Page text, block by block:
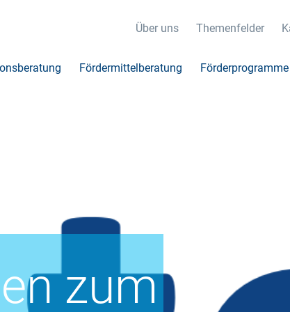
Über uns Themenfelder
Fördermittelberatung Förderprogramme
zum